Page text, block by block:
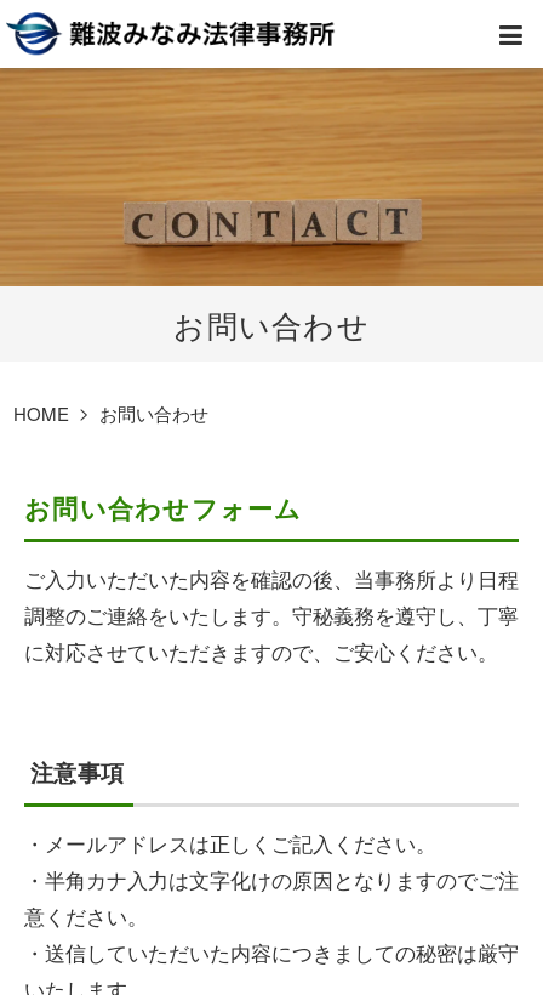
お問い合わせ
HOME お問い合わせ
お問い合わせフォーム
ご入力いただいた内容を確認の後、当事務所より日程
調整のご連絡をいたします。守秘義務を遵守し、丁寧
に対応させていただきますので、ご安心ください。
注意事項
・メールアドレスは正しくご記入ください。
・半角カナ入力は文字化けの原因となりますのでご注
意ください。
・送信していただいた内容につきましての秘密は厳守
いたします。
HOME
弁護士紹介
事務所案内
取扱業務